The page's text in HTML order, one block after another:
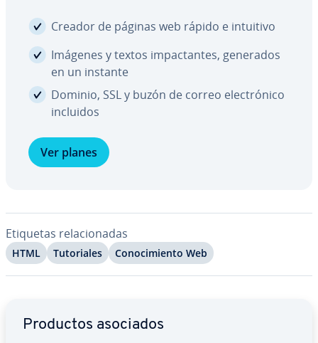
Creador de páginas web rápido e intuitivo
Imágenes y textos im­pa­c­ta­n­tes, generados
en un instante
Dominio, SSL y buzón de correo ele­c­tró­ni­co
incluidos
Ver planes
Etiquetas re­la­cio­na­das
HTML Tu­to­ria­les Co­no­ci­mie­n­to Web
Productos asociados